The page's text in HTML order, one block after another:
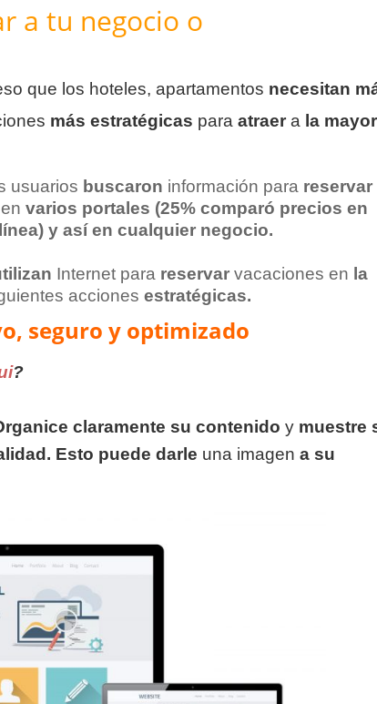
a tu negocio o
que los hoteles, apartamentos necesitan
más estratégicas paraatraer a la
usuarios buscaron información para reservar
en varios portales (25% comparó precios en
línea) y así en cualquier negocio.
Internet para reservar vacaciones en la
accionesestratégicas.
seguro y optimizado
?
claramente su contenido y muestre
Esto puede darle una imagena su